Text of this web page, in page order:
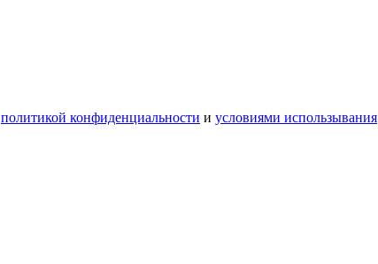
политикой конфиденциальности и условиями использывания